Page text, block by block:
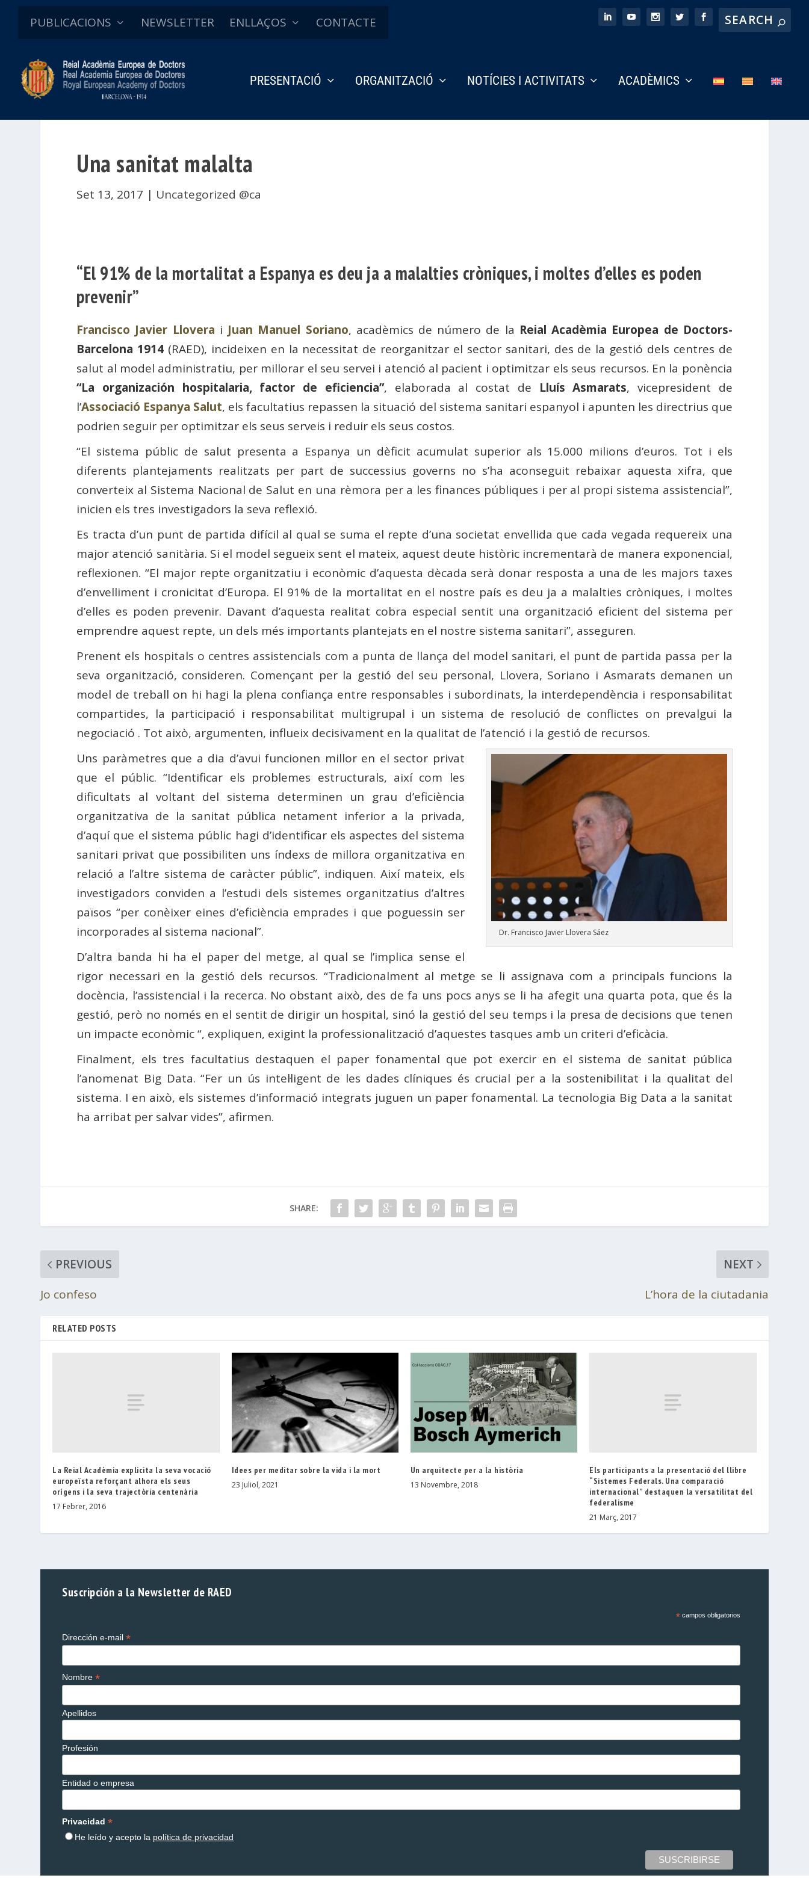
PUBLICACIONS NEWSLETTER ENLLAÇOS CONTACTE
PRESENTACIÓ ORGANITZACIÓ NOTÍCIES I ACTIVITATS ACADÈMICS
Una sanitat malalta
Set 13, 2017 | Uncategorized @ca
“El 91% de la mortalitat a Espanya es deu ja a malalties cròniques, i moltes d’elles es poden
prevenir”
Francisco Javier Llovera i Juan Manuel Soriano, acadèmics de número de la Reial Acadèmia Europea de Doctors-
Barcelona 1914 (RAED), incideixen en la necessitat de reorganitzar el sector sanitari, des de la gestió dels centres de
salut al model administratiu, per millorar el seu servei i atenció al pacient i optimitzar els seus recursos. En la ponència
“La organización hospitalaria, factor de eficiencia”, elaborada al costat de Lluís Asmarats, vicepresident de
l’Associació Espanya Salut, els facultatius repassen la situació del sistema sanitari espanyol i apunten les directrius que
podrien seguir per optimitzar els seus serveis i reduir els seus costos.
“El sistema públic de salut presenta a Espanya un dèficit acumulat superior als 15.000 milions d’euros. Tot i els
diferents plantejaments realitzats per part de successius governs no s’ha aconseguit rebaixar aquesta xifra, que
converteix al Sistema Nacional de Salut en una rèmora per a les finances públiques i per al propi sistema assistencial”,
inicien els tres investigadors la seva reflexió.
Es tracta d’un punt de partida difícil al qual se suma el repte d’una societat envellida que cada vegada requereix una
major atenció sanitària. Si el model segueix sent el mateix, aquest deute històric incrementarà de manera exponencial,
reflexionen. “El major repte organitzatiu i econòmic d’aquesta dècada serà donar resposta a una de les majors taxes
d’envelliment i cronicitat d’Europa. El 91% de la mortalitat en el nostre país es deu ja a malalties cròniques, i moltes
d’elles es poden prevenir. Davant d’aquesta realitat cobra especial sentit una organització eficient del sistema per
emprendre aquest repte, un dels més importants plantejats en el nostre sistema sanitari”, asseguren.
Prenent els hospitals o centres assistencials com a punta de llança del model sanitari, el punt de partida passa per la
seva organització, consideren. Començant per la gestió del seu personal, Llovera, Soriano i Asmarats demanen un
model de treball on hi hagi la plena confiança entre responsables i subordinats, la interdependència i responsabilitat
compartides, la participació i responsabilitat multigrupal i un sistema de resolució de conflictes on prevalgui la
negociació . Tot això, argumenten, influeix decisivament en la qualitat de l’atenció i la gestió de recursos.
Dr. Francisco Javier Llovera Sáez
Uns paràmetres que a dia d’avui funcionen millor en el sector privat
que el públic. “Identificar els problemes estructurals, així com les
dificultats al voltant del sistema determinen un grau d’eficiència
organitzativa de la sanitat pública netament inferior a la privada,
d’aquí que el sistema públic hagi d’identificar els aspectes del sistema
sanitari privat que possibiliten uns índexs de millora organitzativa en
relació a l’altre sistema de caràcter públic”, indiquen. Així mateix, els
investigadors conviden a l’estudi dels sistemes organitzatius d’altres
països “per conèixer eines d’eficiència emprades i que poguessin ser
incorporades al sistema nacional”.
D’altra banda hi ha el paper del metge, al qual se l’implica sense el
rigor necessari en la gestió dels recursos. “Tradicionalment al metge se li assignava com a principals funcions la
docència, l’assistencial i la recerca. No obstant això, des de fa uns pocs anys se li ha afegit una quarta pota, que és la
gestió, però no només en el sentit de dirigir un hospital, sinó la gestió del seu temps i la presa de decisions que tenen
un impacte econòmic “, expliquen, exigint la professionalització d’aquestes tasques amb un criteri d’eficàcia.
Finalment, els tres facultatius destaquen el paper fonamental que pot exercir en el sistema de sanitat pública
l’anomenat Big Data. “Fer un ús intel·ligent de les dades clíniques és crucial per a la sostenibilitat i la qualitat del
sistema. I en això, els sistemes d’informació integrats juguen un paper fonamental. La tecnologia Big Data a la sanitat
ha arribat per salvar vides”, afirmen.
SHARE:
PREVIOUS
Jo confeso
NEXT
L’hora de la ciutadania
RELATED POSTS
La Reial Acadèmia explicita la seva vocació
europeïsta reforçant alhora els seus
orígens i la seva trajectòria centenària
17 Febrer, 2016
Idees per meditar sobre la vida i la mort
23 Juliol, 2021
Un arquitecte per a la història
13 Novembre, 2018
Els participants a la presentació del llibre
“Sistemes Federals. Una comparació
internacional” destaquen la versatilitat del
federalisme
21 Març, 2017
Suscripción a la Newsletter de RAED
*campos obligatorios
Dirección e-mail*
Nombre*
Apellidos
Profesión
Entidad o empresa
Privacidad*
He leído y acepto la política de privacidad